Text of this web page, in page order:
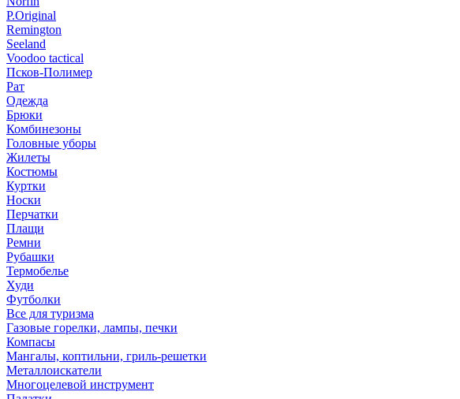
P.Original
Remington
Seeland
Voodoo tactical
Псков-Полимер
Рат
Одежда
Брюки
Комбинезоны
Головные уборы
Жилеты
Костюмы
Куртки
Носки
Перчатки
Плащи
Ремни
Рубашки
Термобелье
Худи
Футболки
Все для туризма
Газовые горелки, лампы, печки
Компасы
Мангалы, коптильни, гриль-решетки
Металлоискатели
Многоцелевой инструмент